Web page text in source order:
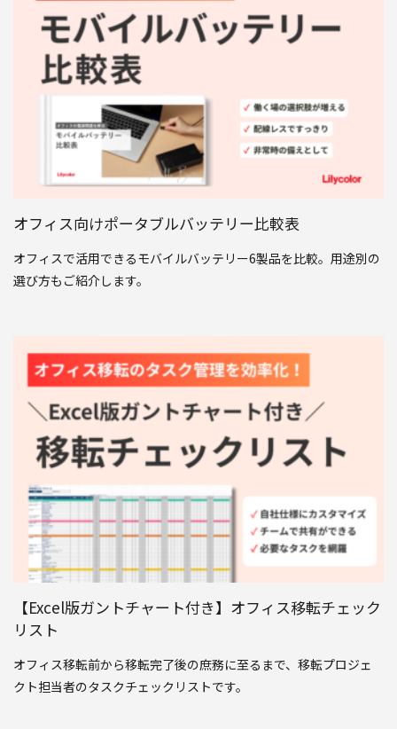
オフィス向けポータブルバッテリー比較表
オフィスで活用できるモバイルバッテリー6製品を比較。用途別の
選び方もご紹介します。
【Excel版ガントチャート付き】オフィス移転チェック
リスト
オフィス移転前から移転完了後の庶務に至るまで、移転プロジェ
クト担当者のタスクチェックリストです。